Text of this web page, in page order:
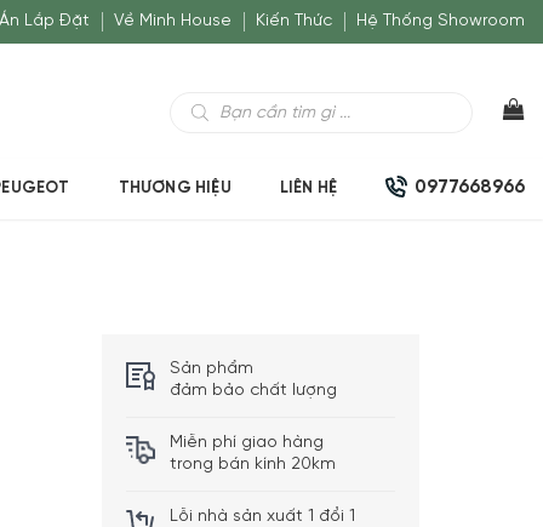
Lắp Đặt Về Minh House Kiến Thức Hệ Thống Showroom
kiếm
THƯƠNG HIỆU LIÊN HỆ 0977668966
Sản phẩm
đảm bảo chất lượng
Miễn phí giao hàng
trong bán kính 20km
Lỗi nhà sản xuất 1 đổi 1